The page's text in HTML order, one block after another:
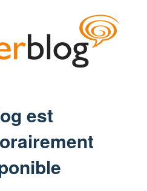
est